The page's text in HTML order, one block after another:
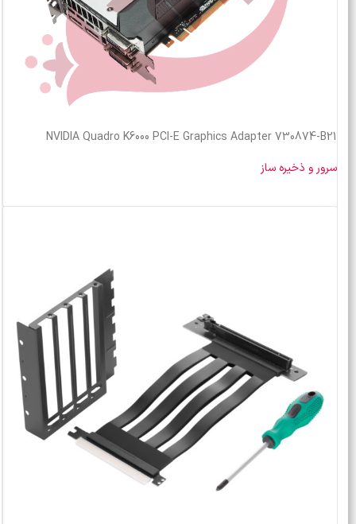
NVIDIA Quadro K6000 PCI-E Graphics Adapter 730874-B21
سرور و ذخیره ساز